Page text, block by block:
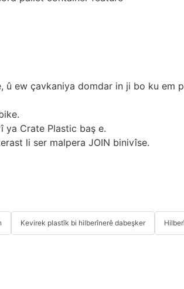
ew çavkaniya domdar in ji bo ku em
ya Crate Plastic baş e.
li ser malpera JOIN binivîse.
Kevirek plastîk bi hilberînerê dabeşker